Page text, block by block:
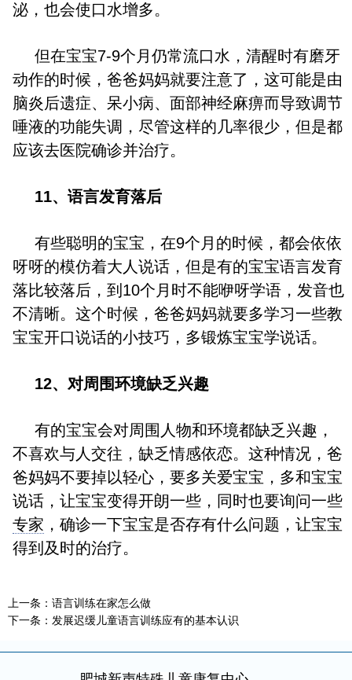
泌，也会使口水增多。
但在宝宝7-9个月仍常流口水，清醒时有磨牙
动作的时候，爸爸妈妈就要注意了，这可能是由
脑炎后遗症、呆小病、面部神经麻痹而导致调节
唾液的功能失调，尽管这样的几率很少，但是都
应该去医院确诊并治疗。
11、语言发育落后
有些聪明的宝宝，在9个月的时候，都会依依
呀呀的模仿着大人说话，但是有的宝宝语言发育
落比较落后，到10个月时不能咿呀学语，发音也
不清晰。这个时候，爸爸妈妈就要多学习一些教
宝宝开口说话的小技巧，多锻炼宝宝学说话。
12、对周围环境缺乏兴趣
有的宝宝会对周围人物和环境都缺乏兴趣，
不喜欢与人交往，缺乏情感依恋。这种情况，爸
爸妈妈不要掉以轻心，要多关爱宝宝，多和宝宝
说话，让宝宝变得开朗一些，同时也要询问一些
专家 ，确诊一下宝宝是否存有什么问题，让宝宝
得到及时的治疗。
上一条： 语言训练在家怎么做
下一条： 发展迟缓儿童语言训练应有的基本认识